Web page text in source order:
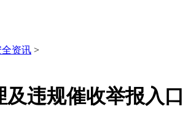
资讯 >
违规催收举报入口